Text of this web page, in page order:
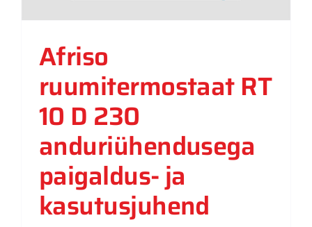
Afriso
ruumitermostaat RT
10 D 230
anduriühendusega
paigaldus- ja
kasutusjuhend